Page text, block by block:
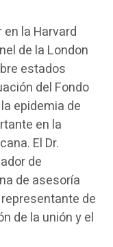
la Harvard
de la London
estados
del Fondo
epidemia de
en la
El Dr.
de
de asesoría
de
de la unión y el